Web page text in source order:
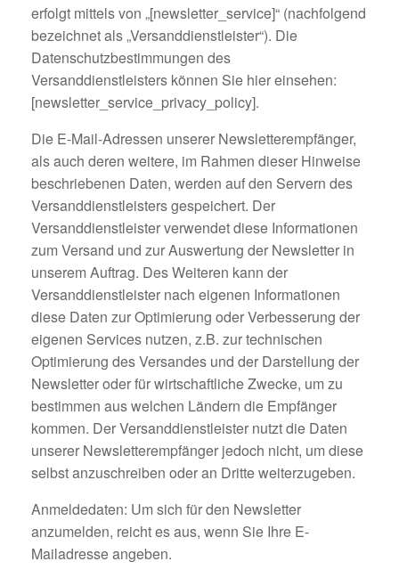
erfolgt mittels von „[newsletter_service]“ (nachfolgend
bezeichnet als „Versanddienstleister“). Die
Datenschutzbestimmungen des
Versanddienstleisters können Sie hier einsehen:
[newsletter_service_privacy_policy].
Die E-Mail-Adressen unserer Newsletterempfänger,
als auch deren weitere, im Rahmen dieser Hinweise
beschriebenen Daten, werden auf den Servern des
Versanddienstleisters gespeichert. Der
Versanddienstleister verwendet diese Informationen
zum Versand und zur Auswertung der Newsletter in
unserem Auftrag. Des Weiteren kann der
Versanddienstleister nach eigenen Informationen
diese Daten zur Optimierung oder Verbesserung der
eigenen Services nutzen, z.B. zur technischen
Optimierung des Versandes und der Darstellung der
Newsletter oder für wirtschaftliche Zwecke, um zu
bestimmen aus welchen Ländern die Empfänger
kommen. Der Versanddienstleister nutzt die Daten
unserer Newsletterempfänger jedoch nicht, um diese
selbst anzuschreiben oder an Dritte weiterzugeben.
Anmeldedaten: Um sich für den Newsletter
anzumelden, reicht es aus, wenn Sie Ihre E-
Mailadresse angeben.